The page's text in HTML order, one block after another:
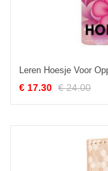
Leren Hoesje Voor
€ 17.30 € 24.00